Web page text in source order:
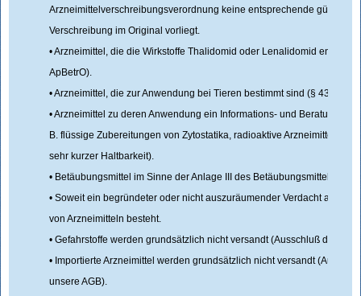
Arzneimittelverschreibungsverordnung keine entsprechende gültige
Verschreibung im Original vorliegt.
• Arzneimittel, die die Wirkstoffe Thalidomid oder Lenalidomid
ApBetrO).
• Arzneimittel, die zur Anwendung bei Tieren bestimmt sind (§ 43 Abs. 5
• Arzneimittel zu deren Anwendung ein Informations- und
B. flüssige Zubereitungen von Zytostatika, radioaktive Arzneimittel,
sehr kurzer Haltbarkeit).
• Betäubungsmittel im Sinne der Anlage III des
• Soweit ein begründeter oder nicht auszuräumender Verdacht auf
von Arzneimitteln besteht.
• Gefahrstoffe werden grundsätzlich nicht versandt (Ausschluß durch
• Importierte Arzneimittel werden grundsätzlich nicht versandt
unsere AGB).